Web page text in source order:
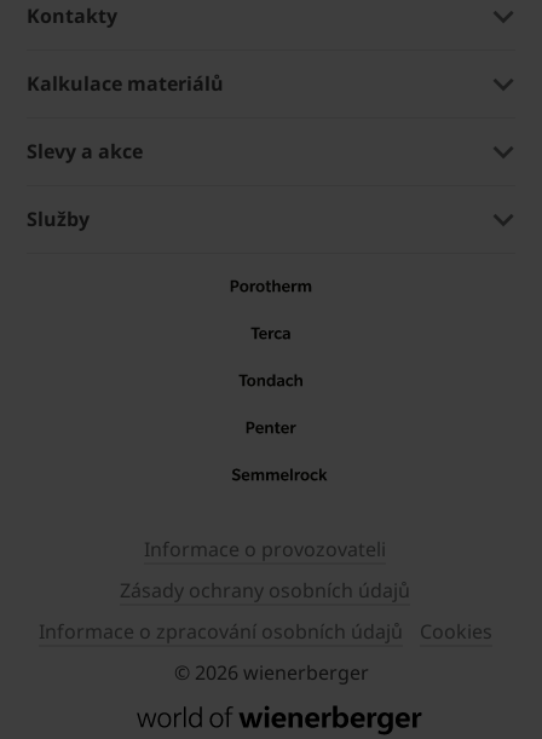
Kontakty
Kalkulace materiálů
Slevy a akce
Služby
Informace o provozovateli
Zásady ochrany osobních údajů
Informace o zpracování osobních údajů
Cookies
© 2026 wienerberger